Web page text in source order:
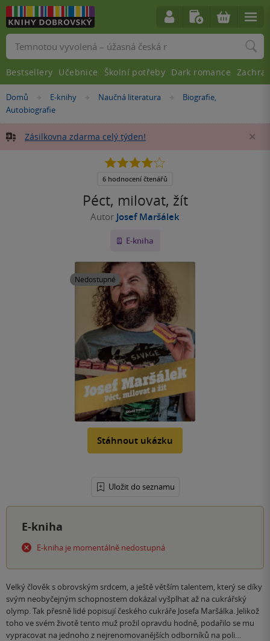
Nacházíte
se
Domů »E-knihy »
Naučná literatura »
Biografie,
Autobiografie
Zásilkovna zdarma celý týden!
Péct, milovat, žít
Autor Josef Maršálek
E-kniha
Nedostupné
Stáhnout ukázku
Uložit do seznamu
4.0
5
6 hodnocení čtenářů
E-kniha
E-kniha je momentálně nedostupná
Velký člověk s obrovským srdcem, a ještě větším talentem, který se díky
svým neobyčejným schopnostem dokázal vyšplhat až na cukrářský
olymp. Tak přesně lidé popisují českého cukráře Josefa Maršálka. Jelikož
toho ve svém životě tento muž prožil opravdu hodně, podařilo se mu
vypracovat na jednoho z nejrenomovanějších odborníků na poli…
Vyhledávání
Bestsellery Učebnice Školní potřeby Dark romance